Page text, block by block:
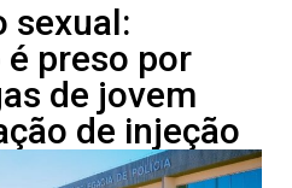
sexual:
preso por
de jovem
de injeção